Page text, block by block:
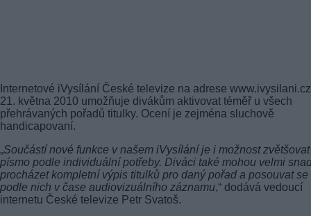
Internetové iVysílání České televize na adrese
21. května 2010 umožňuje divákům aktivovat téměř u všech
přehrávaných pořadů titulky. Ocení je zejména sluchově
handicapovaní.
„Součástí nové funkce v našem iVysílání je i možnost zvětšovat
písmo podle individuální potřeby. Diváci také mohou velmi
procházet kompletní výpis titulků pro daný pořad a posouvat se
podle nich v čase audiovizuálního záznamu,“ dodává vedoucí
internetu České televize Petr Svatoš.